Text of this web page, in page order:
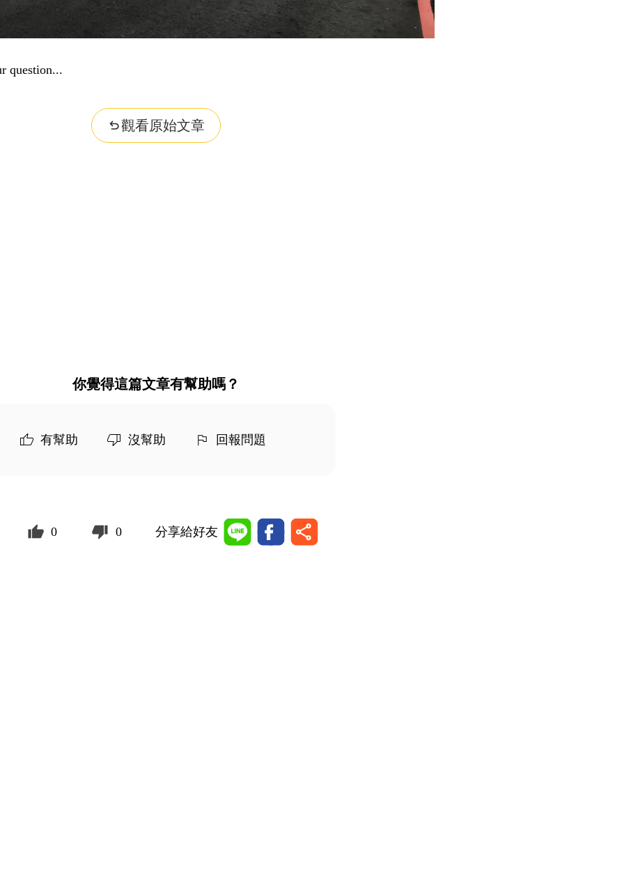
觀看原始文章
你覺得這篇文章有幫助嗎？
有幫助 沒幫助 回報問題
0 0 分享給好友